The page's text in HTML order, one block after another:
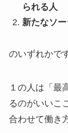
られる人
新たなソ
のいずれかで
１の人は「最
るのがいいこ
合わせて働き